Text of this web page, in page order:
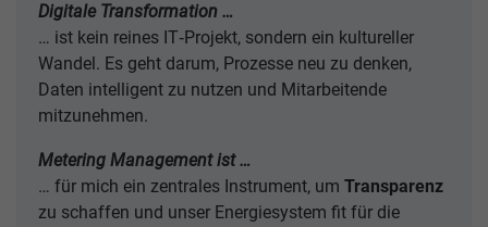
Digitale Transformation …
… ist kein reines IT‑Projekt, sondern ein kultureller
Wandel. Es geht darum, Prozesse neu zu denken,
Daten intelligent zu nutzen und Mitarbeitende
mitzunehmen.
Metering Management ist …
… für mich ein zentrales Instrument, um Transparenz
zu schaffen und unser Energiesystem fit für die